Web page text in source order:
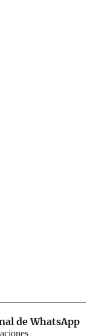
de WhatsApp